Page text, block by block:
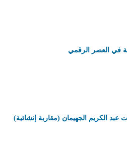
في العصر الرقمي
الكريم الجهيمان (مقاربة إنشائية)